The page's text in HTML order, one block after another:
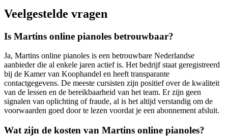
Veelgestelde vragen
Is Martins online pianoles betrouwbaar?
Ja, Martins online pianoles is een betrouwbare Nederlandse
aanbieder die al enkele jaren actief is. Het bedrijf staat geregistreerd
bij de Kamer van Koophandel en heeft transparante
contactgegevens. De meeste cursisten zijn positief over de kwaliteit
van de lessen en de bereikbaarheid van het team. Er zijn geen
signalen van oplichting of fraude, al is het altijd verstandig om de
voorwaarden goed door te lezen voordat je een abonnement afsluit.
Wat zijn de kosten van Martins online pianoles?